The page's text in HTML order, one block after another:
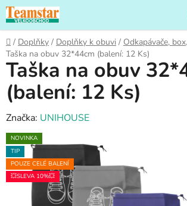
Přejít
na
obsah
Domů
/ Doplňky / Doplňky k obuvi / Odkapávače,
Taška na obuv 32*44cm (balení: 12 Ks)
Taška na obuv
(balení: 12 Ks)
Značka: UNIHOUSE
NOVINKA
TIP
POUZE CELÉ BALENÍ
💥SLEVA 10%💥